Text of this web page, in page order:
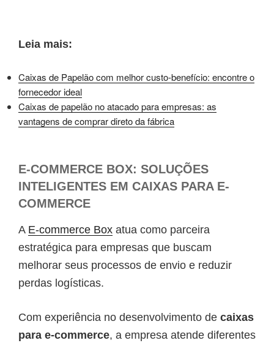
Leia mais:
Caixas de Papelão com melhor custo-benefício: encontre o
fornecedor ideal
Caixas de papelão no atacado para empresas: as
vantagens de comprar direto da fábrica
E-COMMERCE BOX: SOLUÇÕES
INTELIGENTES EM CAIXAS PARA E-
COMMERCE
A E-commerce Box atua como parceira
estratégica para empresas que buscam
melhorar seus processos de envio e reduzir
perdas logísticas.
Com experiência no desenvolvimento de caixas
para e-commerce, a empresa atende diferentes